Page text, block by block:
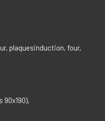
plaquesinduction, four,
90x190),